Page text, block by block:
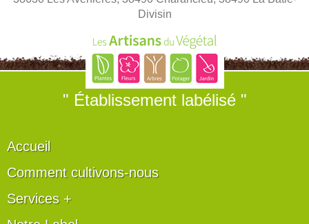
Divisin
" Établissement labélisé "
Accueil
Comment cultivons-nous
Services +